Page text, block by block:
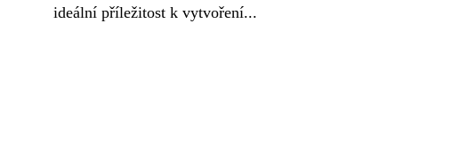
ideální příležitost k vytvoření...